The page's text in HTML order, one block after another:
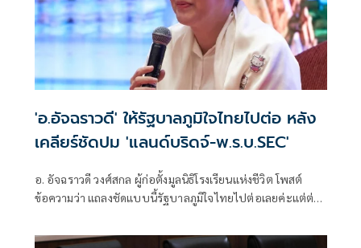
'อ.อัจฉราวดี' ให้รัฐบาลภูมิใจไทยไปต่อ หลัง
เคลียร์ชัดปม 'แลนด์บริดจ์-พ.ร.บ.SEC'
อ. อัจฉราวดี วงศ์สกล ผู้ก่อตั้งมูลนิธิโรงเรียนแห่งชีวิต โพสต์
ข้อความว่า แถลงชัดแบบนี้รัฐบาลภูมิใจไทยไปต่อเลยค่ะแต่ต่อ